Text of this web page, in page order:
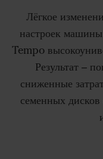
Лёгкое
настроек машины
Tempo
Результат –
сниженные
семенных дисков